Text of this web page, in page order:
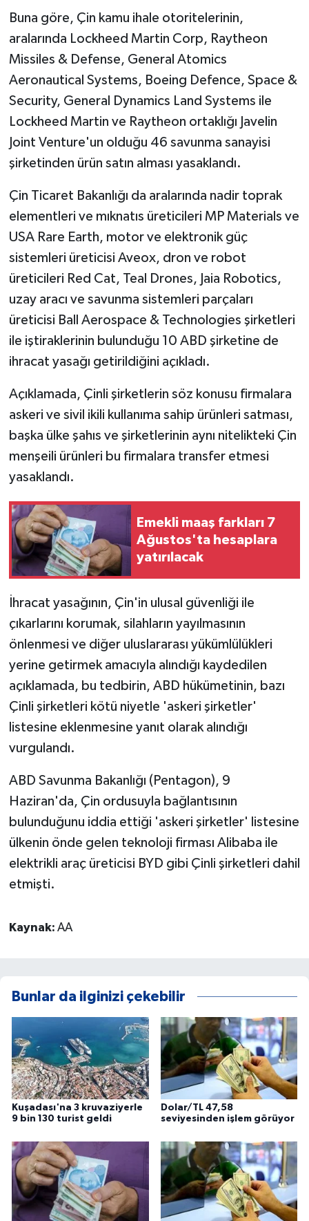
Buna göre, Çin kamu ihale otoritelerinin,
aralarında Lockheed Martin Corp, Raytheon
Missiles & Defense, General Atomics
Aeronautical Systems, Boeing Defence, Space &
Security, General Dynamics Land Systems ile
Lockheed Martin ve Raytheon ortaklığı Javelin
Joint Venture'un olduğu 46 savunma sanayisi
şirketinden ürün satın alması yasaklandı.
Çin Ticaret Bakanlığı da aralarında nadir toprak
elementleri ve mıknatıs üreticileri MP Materials ve
USA Rare Earth, motor ve elektronik güç
sistemleri üreticisi Aveox, dron ve robot
üreticileri Red Cat, Teal Drones, Jaia Robotics,
uzay aracı ve savunma sistemleri parçaları
üreticisi Ball Aerospace & Technologies şirketleri
ile iştiraklerinin bulunduğu 10 ABD şirketine de
ihracat yasağı getirildiğini açıkladı.
Açıklamada, Çinli şirketlerin söz konusu firmalara
askeri ve sivil ikili kullanıma sahip ürünleri satması,
başka ülke şahıs ve şirketlerinin aynı nitelikteki Çin
menşeili ürünleri bu firmalara transfer etmesi
yasaklandı.
Emekli maaş farkları 7
Ağustos'ta hesaplara
yatırılacak
İhracat yasağının, Çin'in ulusal güvenliği ile
çıkarlarını korumak, silahların yayılmasının
önlenmesi ve diğer uluslararası yükümlülükleri
yerine getirmek amacıyla alındığı kaydedilen
açıklamada, bu tedbirin, ABD hükümetinin, bazı
Çinli şirketleri kötü niyetle 'askeri şirketler'
listesine eklenmesine yanıt olarak alındığı
vurgulandı.
ABD Savunma Bakanlığı (Pentagon), 9
Haziran'da, Çin ordusuyla bağlantısının
bulunduğunu iddia ettiği 'askeri şirketler' listesine
ülkenin önde gelen teknoloji firması Alibaba ile
elektrikli araç üreticisi BYD gibi Çinli şirketleri dahil
etmişti.
Kaynak: AA
Bunlar da ilginizi çekebilir
Kuşadası'na 3 kruvaziyerle
9 bin 130 turist geldi
Dolar/TL 47,58
seviyesinden işlem görüyor